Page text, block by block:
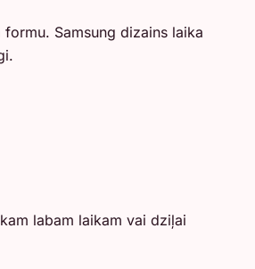
Samsung dizains laika
labam laikam vai dziļai